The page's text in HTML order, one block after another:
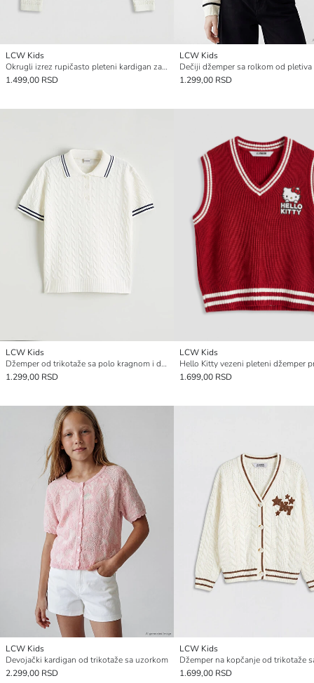
LCW Kids
Okrugli izrez rupičasto pleteni kardigan za devojčice
1.499,00 RSD
LCW Kids
Dečiji džemper sa rolkom od pletiva
1.299,00 RSD
LCW Kids
Džemper od trikotaže sa polo kragnom i dezenom za devojčice
1.299,00 RSD
LCW Kids
1.699,00 RSD
LCW Kids
Devojački kardigan od trikotaže sa uzorkom
2.299,00 RSD
LCW Kids
1.699,00 RSD